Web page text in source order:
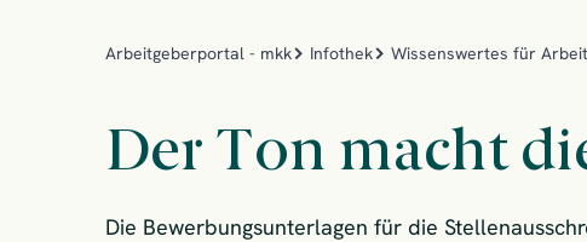
Arbeitgeberportal - mkk Infothek Wissenswertes für
Der Ton macht
Die Bewerbungsunterlagen für die